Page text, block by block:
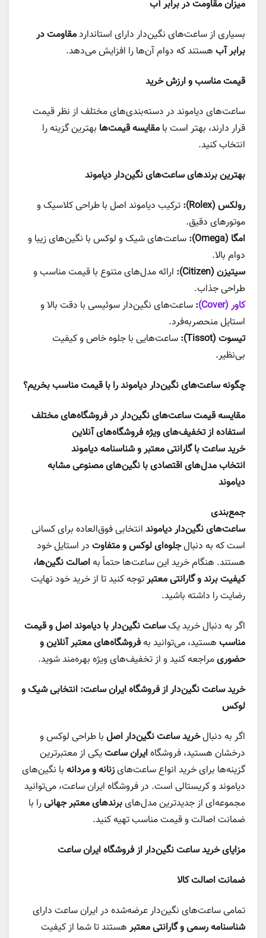
میزان مقاومت در برابر آب
بسیاری از ساعت‌های نگین‌دار دارای استانداردمقاومت در
برابر آب هستند که دوام آن‌ها را افزایش می‌دهد.
قیمت مناسب و ارزش خرید
ساعت‌های دیاموند در دسته‌بندی‌های مختلف از نظر قیمت
قرار دارند، بهتر است با مقایسه قیمت‌ها بهترین گزینه را
انتخاب کنید.
بهترین برندهای ساعت‌های نگین‌دار دیاموند
رولکس (Rolex):
ترکیب دیاموند اصل با طراحی کلاسیک و
موتورهای دقیق.
امگا (Omega):
ساعت‌های شیک و لوکس با نگین‌های زیبا و
دوام بالا.
سیتیزن (Citizen):
ارائه مدل‌های متنوع با قیمت مناسب و
طراحی جذاب.
کاور (Cover)
: ساعت‌های نگین‌دار سوئیسی با دقت بالا و
استایل منحصر‌به‌فرد.
تیسوت (Tissot):
ساعت‌هایی با جلوه خاص و کیفیت
بی‌نظیر.
چگونه ساعت‌های نگین‌دار دیاموند را با قیمت مناسب بخریم؟
مقایسه قیمت ساعت‌های نگین‌دار در فروشگاه‌های مختلف
استفاده از تخفیف‌های ویژه فروشگاه‌های آنلاین
خرید ساعت با گارانتی معتبر و شناسنامه دیاموند
انتخاب مدل‌های اقتصادی با نگین‌های مصنوعی مشابه
دیاموند
جمع‌بندی
ساعت‌های نگین‌دار دیاموند انتخابی فوق‌العاده برای کسانی
است که به دنبالجلوه‌ای لوکس و متفاوت در استایل خود
هستند. هنگام خرید این ساعت‌ها حتماً بهاصالت نگین‌ها،
کیفیت برند و گارانتی معتبرتوجه کنید تا از خرید خود نهایت
رضایت را داشته باشید.
اگر به دنبال خرید یکساعت نگین‌دار با دیاموند اصل و قیمت
مناسب هستید، می‌توانید بهفروشگاه‌های معتبر آنلاین و
حضوریمراجعه کنید و از تخفیف‌های ویژه بهره‌مند شوید.
خرید ساعت نگین‌دار از فروشگاه ایران ساعت: انتخابی شیک و
لوکس
اگر به دنبالخرید ساعت نگین‌دار اصل با طراحی لوکس و
درخشان هستید، فروشگاهایران ساعتیکی از معتبرترین
گزینه‌ها برای خرید انواع ساعت‌هایزنانه و مردانه با نگین‌های
دیاموند و کریستالی است. در فروشگاه ایران ساعت، می‌توانید
مجموعه‌ای از جدیدترین مدل‌هایبرندهای معتبر جهانیرا با
ضمانت اصالت و قیمت مناسب تهیه کنید.
مزایای خرید ساعت نگین‌دار از فروشگاه ایران ساعت
ضمانت اصالت کالا
تمامی ساعت‌های نگین‌دار عرضه‌شده در ایران ساعت دارای
شناسنامه رسمی و گارانتی معتبر هستند تا شما از کیفیت